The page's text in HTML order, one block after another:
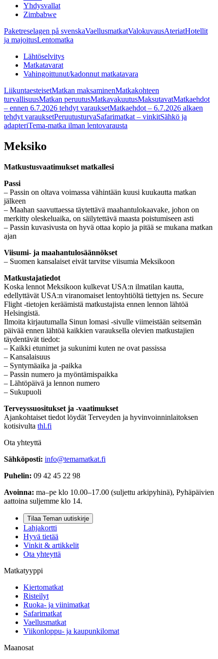
Yhdysvallat
Zimbabwe
Paketreselagen på svenskaVaellusmatkatValokuvausAteriatHotellit
ja majoitusLentomatka
Lähtöselvitys
Matkatavarat
Vahingoittunut/kadonnut matkatavara
LiikuntaesteisetMatkan maksaminenMatkakohteen
turvallisuusMatkan peruutusMatkavakuutusMaksutavatMatkaehdot
– ennen 6.7.2026 tehdyt varauksetMatkaehdot – 6.7.2026 alkaen
tehdyt varauksetPeruutusturvaSafarimatkat – vinkitSähkö ja
adapteriTema-matka ilman lentovarausta
Meksiko
Matkustusvaatimukset matkallesi
Passi
– Passin on oltava voimassa vähintään kuusi kuukautta matkan
jälkeen
– Maahan saavuttaessa täytettävä maahantulokaavake, johon on
merkitty oleskeluaika, on säilytettävä maasta poistumiseen asti
– Passin kuvasivusta on hyvä ottaa kopio ja pitää se mukana matkan
ajan
Viisumi- ja maahantulosäännökset
– Suomen kansalaiset eivät tarvitse viisumia Meksikoon
Matkustajatiedot
Koska lennot Meksikoon kulkevat USA:n ilmatilan kautta,
edellyttävät USA:n viranomaiset lentoyhtiöltä tiettyjen ns. Secure
Flight -tietojen keräämistä matkustajista ennen lennon lähtöä
Helsingistä.
Ilmoita kirjautumalla Sinun lomasi -sivulle viimeistään seitsemän
päivää ennen lähtöä kaikkien varauksella olevien matkustajien
täydentävät tiedot:
– Kaikki etunimet ja sukunimi kuten ne ovat passissa
– Kansalaisuus
– Syntymäaika ja -paikka
– Passin numero ja myöntämispaikka
– Lähtöpäivä ja lennon numero
– Sukupuoli
Terveyssuositukset ja -vaatimukset
Ajankohtaiset tiedot löydät Terveyden ja hyvinvoinninlaitoksen
kotisivulta thl.fi
Ota yhteyttä
Sähköposti: info@temamatkat.fi
Puhelin: 09 42 45 22 98
Avoinna: ma–pe klo 10.00–17.00 (suljettu arkipyhinä), Pyhäpäivien
aattoina suljemme klo 14.
Tilaa Teman uutiskirje
Lahjakortti
Hyvä tietää
Vinkit & artikkelit
Ota yhteyttä
Matkatyyppi
Kiertomatkat
Risteilyt
Ruoka- ja viinimatkat
Safarimatkat
Vaellusmatkat
Viikonloppu- ja kaupunkilomat
Maanosat